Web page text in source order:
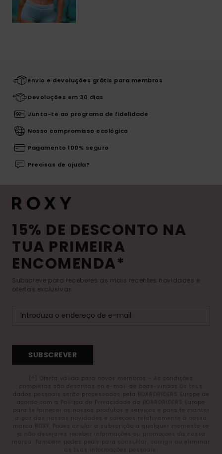
Envio e devoluções grátis para membros
Devoluções em 30 dias
Junta-te ao programa de fidelidade
Nosso compromisso ecológico
Pagamento 100% seguro
Precisas de ajuda?
15% DE DESCONTO NA
TUA PRIMEIRA
ENCOMENDA*
Subscreve para receberes as mais recentes novidades e
ofertas exclusivas.
SUBSCREVER
(*) Oferta válida para novos membros - As condições
completas são descritas no e-mail de boas-vindas Os teus
dados pessoais serão processados pela BOARDRIDERS Europe de
acordo com a Política de Privacidade da BOARDRIDERS Europe
para te fornecer os nossos produtos e serviços e para te manter
a par das nossas novidades e coleções relativamente à nossa
marca ROXY. Podes anular a subscrição a qualquer momento se
já não desejares receber informações ou promoções da nossa
marca. Também podes pedir para consultar, corrigir ou eliminar
as tuas informações pessoais.